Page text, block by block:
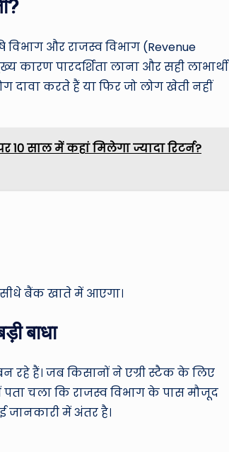
rl
d
और राजस्व विभाग (Revenue
पारदर्शिता लाना और सही लाभार्थी
दावा करते हैं या फिर जो लोग खेती नहीं
10 साल में कहां मिलेगा ज्यादा रिटर्न?
बैंक खाते में आएगा।
बाधा
रहे हैं। जब किसानों ने एग्री स्टैक के लिए
चला कि राजस्व विभाग के पास मौजूद
जानकारी में अंतर है।